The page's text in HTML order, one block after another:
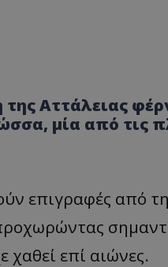
Αττάλειας
μία από τις
επιγραφές από
χαθεί επί αιώνες.